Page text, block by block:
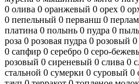
0 олива 0 оранжевый 0 орех 0
0 пепельный 0 перванш 0
платина 0 полынь 0 пудра 0
роза 0 розовая пудра 0 розовый 0
0 сапфир 0 серебро 0 серо-
розовый 0 сиреневый 0 слива 0
стальной 0 сумерки 0 суровый 0